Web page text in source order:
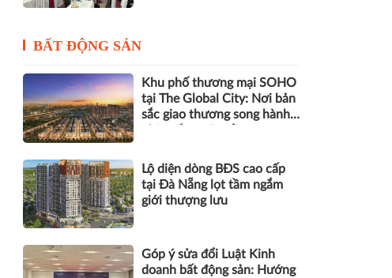
BẤT ĐỘNG SẢN
Khu phố thương mại SOHO
tại The Global City: Nơi bản
sắc giao thương song hành
Lộ diện dòng BĐS cao cấp
tại Đà Nẵng lọt tầm ngắm
giới thượng lưu
Góp ý sửa đổi Luật Kinh
doanh bất động sản: Hướng